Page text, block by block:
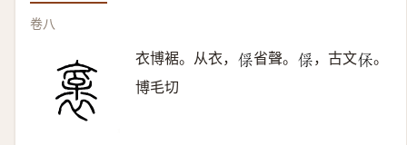
卷八
衣博裾。从衣， 𠊻 省聲。 𠊻 ，古文𠈃 。
博毛切